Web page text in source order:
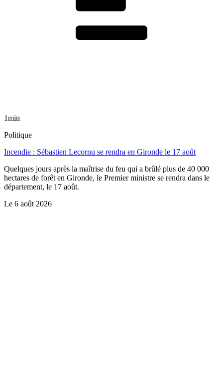
1min
Politique
Incendie : Sébastien Lecornu se rendra en Gironde le 17 août
Quelques jours après la maîtrise du feu qui a brûlé plus de 40 000
hectares de forêt en Gironde, le Premier ministre se rendra dans le
département, le 17 août.
Le 6 août 2026